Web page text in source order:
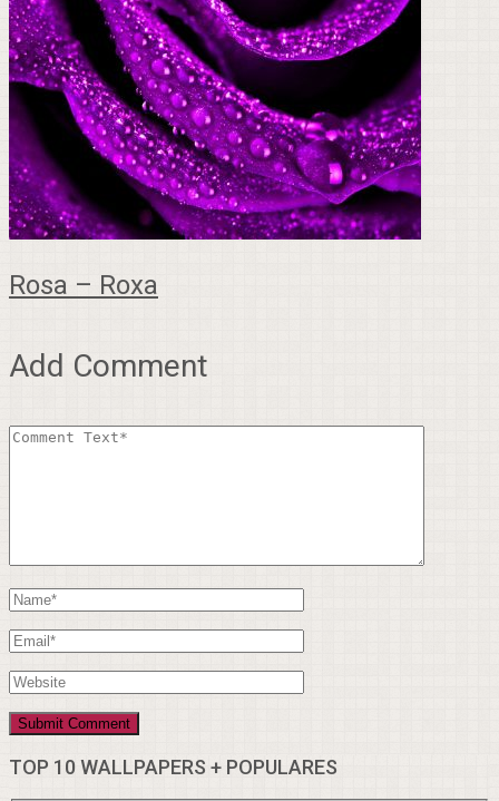
Rosa – Roxa
Add Comment
TOP 10 WALLPAPERS + POPULARES